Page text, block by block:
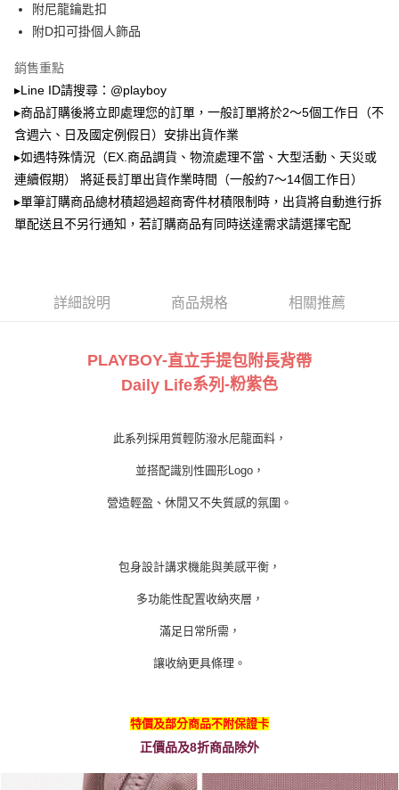
帳／街口支付／iPASS MONEY」等通路繳費。
【注意事項】
用戶於交易時，得透過本服務購買商品或服務，並由商店將買賣／分期付款
買賣價金債權讓與本公司後，依約使用本公司帳單繳交帳款。
2.基於同意付款使用「大哥付你分期」之契約關係目的，商店將以您的個人
資料（包含姓名、電話或地址）提供予台灣大哥大進項蒐集、處理及利用，
由本公司與您本人進行分期帳單所需資料之確認、核對及更正。
3.完整用戶服務條款，請詳閱以下連結：https://oppay.tw/userRule
每筆NT$100，滿NT$900(含以上)免運費
7-11取貨付款
每筆NT$100，滿NT$900(含以上)免運費
付款後7-11取貨
每筆NT$100，滿NT$700(含以上)免運費
宅配
附尼龍鑰匙扣
附D扣可掛個人飾品
銷售重點
▸Line ID請搜尋：@playboy
▸商品訂購後將立即處理您的訂單，一般訂單將於2～5個工作日（不
含週六、日及國定例假日）安排出貨作業
▸如遇特殊情況（EX.商品調貨、物流處理不當、大型活動、天災或
連續假期） 將延長訂單出貨作業時間（一般約7～14個工作日）
▸單筆訂購商品總材積超過超商寄件材積限制時，出貨將自動進行拆
單配送且不另行通知，若訂購商品有同時送達需求請選擇宅配
詳細說明 商品規格 相關推薦
PLAYBOY-直立手提包附長背帶
Daily Life系列 -粉紫色
此系列採用質輕防潑水尼龍面料，
並搭配識別性圓形Logo，
營造輕盈、休閒又不失質感的氛圍。
包身設計講求機能與美感平衡，
多功能性配置收納夾層，
滿足日常所需，
讓收納更具條理。
特價及部分商品不附保證卡
正價品及8折商品除外